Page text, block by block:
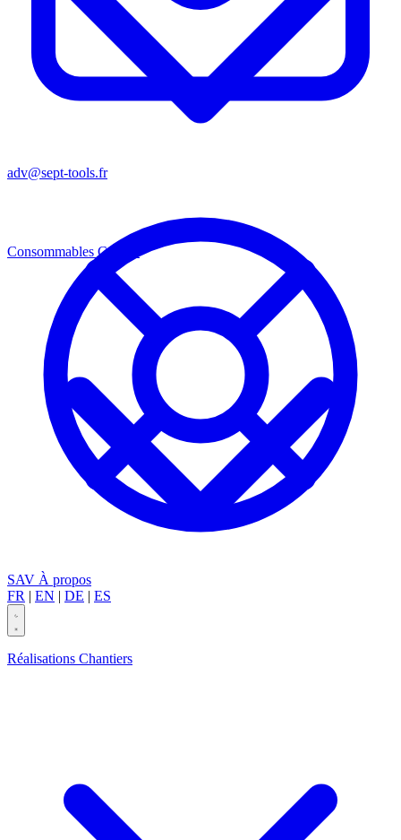
adv@sept-tools.fr
SAV À propos
FR | EN | DE | ES
Consommables Consos
Réalisations Chantiers